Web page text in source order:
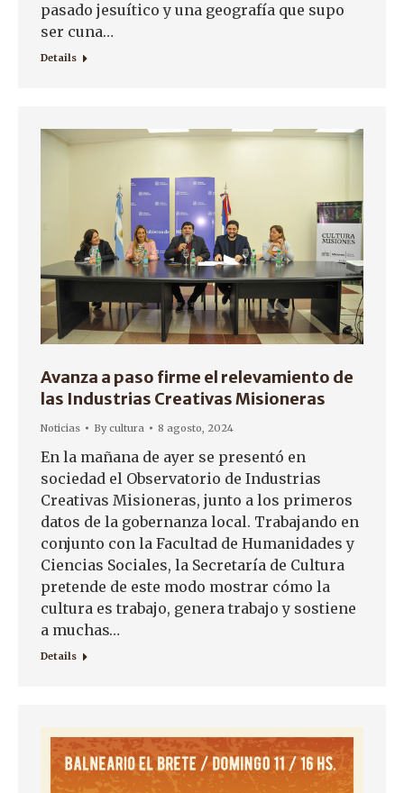
pasado jesuítico y una geografía que supo
ser cuna…
Details
Avanza a paso firme el relevamiento de
las Industrias Creativas Misioneras
Noticias Bycultura 8 agosto, 2024
En la mañana de ayer se presentó en
sociedad el Observatorio de Industrias
Creativas Misioneras, junto a los primeros
datos de la gobernanza local. Trabajando en
conjunto con la Facultad de Humanidades y
Ciencias Sociales, la Secretaría de Cultura
pretende de este modo mostrar cómo la
cultura es trabajo, genera trabajo y sostiene
a muchas…
Details